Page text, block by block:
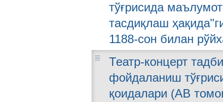
тўғрисида
тасдиқлаш
1188-сон билан
Театр-концерт
фойдаланиш
қоидалари (АВ